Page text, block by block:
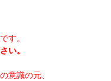
す。
い。
意識の元、